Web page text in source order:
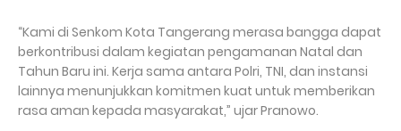
“Kami di Senkom Kota Tangerang merasa bangga dapat
berkontribusi dalam kegiatan pengamanan Natal dan
Tahun Baru ini. Kerja sama antara Polri, TNI, dan instansi
lainnya menunjukkan komitmen kuat untuk memberikan
rasa aman kepada masyarakat,” ujar Pranowo.